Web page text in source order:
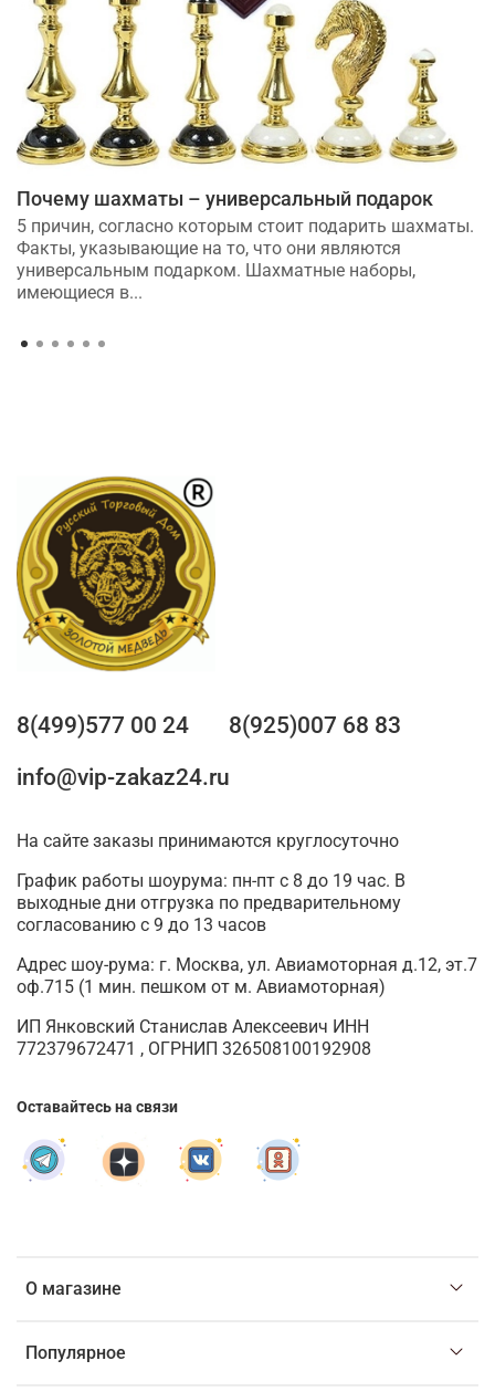
Почему шахматы – универсальный подарок
5 причин, согласно которым стоит подарить шахматы.
Факты, указывающие на то, что они являются
универсальным подарком. Шахматные наборы,
имеющиеся в...
О магазине
Популярное
8(499)577 00 24
8(925)007 68 83
info@vip-zakaz24.ru
На сайте заказы принимаются круглосуточно
График работы шоурума: пн-пт с 8 до 19 час. В
выходные дни отгрузка по предварительному
согласованию с 9 до 13 часов
Адрес шоу-рума: г. Москва, ул. Авиамоторная д.12, эт.7
оф.715 (1 мин. пешком от м. Авиамоторная)
ИП Янковский Станислав Алексеевич ИНН
772379672471 , ОГРНИП 326508100192908
Оставайтесь на связи